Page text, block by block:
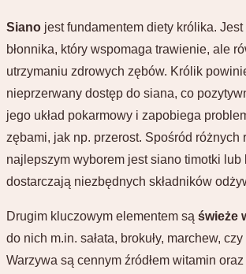
Siano jest fundamentem diety królika. Jest
błonnika, który wspomaga trawienie, ale
utrzymaniu zdrowych zębów. Królik
nieprzerwany dostęp do siana, co
jego układ pokarmowy i zapobiega
zębami, jak np. przerost. Spośród różnych
najlepszym wyborem jest siano timotki lub
dostarczają niezbędnych składników
Drugim kluczowym elementem są świeże
do nich m.in. sałata, brokuły, marchew,
Warzywa są cennym źródłem witamin oraz